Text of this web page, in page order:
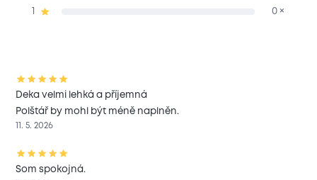
0 ×
Deka velmi lehká a příjemná
Polštář by mohl být méně naplněn.
11. 5. 2026
Som spokojná.